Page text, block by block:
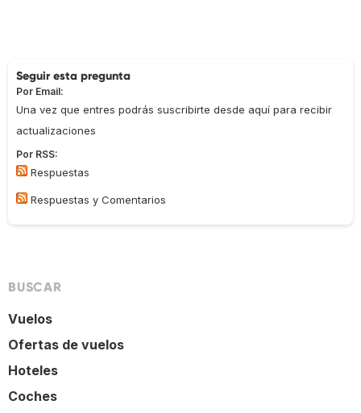
Seguir esta pregunta
Por Email:
Una vez que entres podrás suscribirte desde aquí para recibir
actualizaciones
Por RSS:
Respuestas
Respuestas y Comentarios
BUSCAR
Vuelos
Ofertas de vuelos
Hoteles
Coches